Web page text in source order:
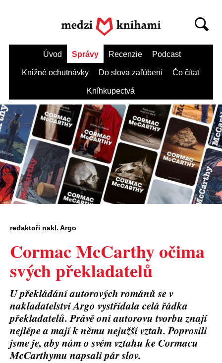
Úvod Správy Recenzie Podcast
Knižné ochutnávky Do slova zaľúbení Čo čítať
Kníhkupectvá
redaktoři nakl. Argo
Cormac McCarthy očima
svých překladatelů
U překládání autorových románů se v
nakladatelství Argo vystřídala celá řádka
překladatelů. Právě oni autorovu tvorbu znají
nejlépe a mají k němu nejužší vztah. Poprosili
jsme je, aby nám o svém vztahu ke Cormacu
McCarthymu napsali pár slov.